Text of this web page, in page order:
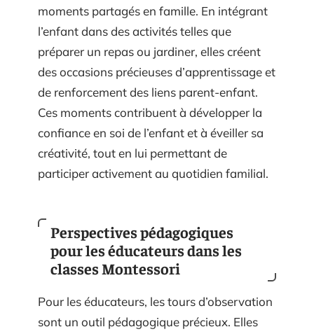
moments partagés en famille. En intégrant
l’enfant dans des activités telles que
préparer un repas ou jardiner, elles créent
des occasions précieuses d’apprentissage et
de renforcement des liens parent-enfant.
Ces moments contribuent à développer la
confiance en soi de l’enfant et à éveiller sa
créativité, tout en lui permettant de
participer activement au quotidien familial.
Perspectives pédagogiques
pour les éducateurs dans les
classes Montessori
Pour les éducateurs, les tours d’observation
sont un outil pédagogique précieux. Elles